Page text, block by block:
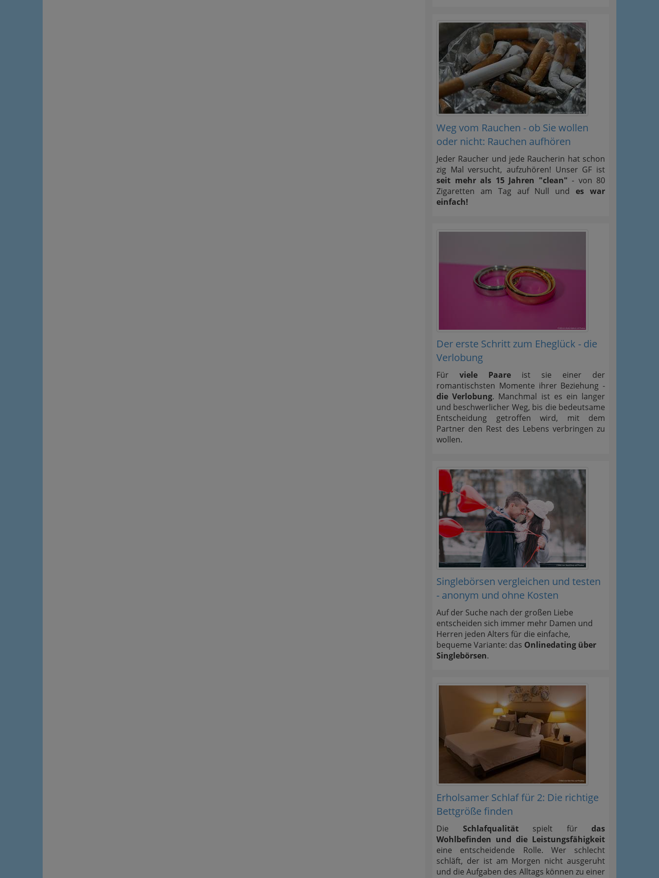
Weg vom Rauchen - ob Sie wollen
oder nicht: Rauchen aufhören
Jeder Raucher und jede Raucherin hat schon
zig Mal versucht, aufzuhören! Unser GF ist
seit mehr als 15 Jahren "clean" - von 80
Zigaretten am Tag auf Null undes war
einfach!
Der erste Schritt zum Eheglück - die
Verlobung
Für viele Paare ist sie einer der
romantischsten Momente ihrer Beziehung -
die Verlobung. Manchmal ist es ein langer
und beschwerlicher Weg, bis die bedeutsame
Entscheidung getroffen wird, mit dem
Partner den Rest des Lebens verbringen zu
wollen.
Singlebörsen vergleichen und testen
- anonym und ohne Kosten
Auf der Suche nach der großen Liebe
entscheiden sich immer mehr Damen und
Herren jeden Alters für die einfache,
bequeme Variante: das Onlinedating über
Singlebörsen.
Erholsamer Schlaf für 2: Die richtige
Bettgröße finden
Die Schlafqualitätspielt für das
Wohlbefinden und die Leistungsfähigkeit
eine entscheidende Rolle. Wer schlecht
schläft, der ist am Morgen nicht ausgeruht
und die Aufgaben des Alltags können zu einer